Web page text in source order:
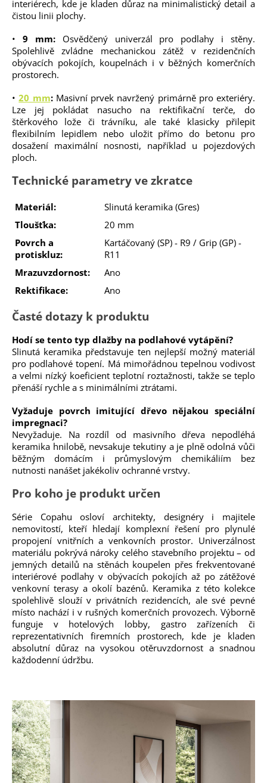
interiérech, kde je kladen důraz na minimalistický detail a
čistou linii plochy.
• 9 mm:Osvědčený univerzál pro podlahy i stěny.
Spolehlivě zvládne mechanickou zátěž v rezidenčních
obývacích pokojích, koupelnách i v běžných komerčních
prostorech.
•20 mm:Masivní prvek navržený primárně pro exteriéry.
Lze jej pokládat nasucho na rektifikační terče, do
štěrkového lože či trávníku, ale také klasicky přilepit
flexibilním lepidlem nebo uložit přímo do betonu pro
dosažení maximální nosnosti, například u pojezdových
ploch.
Technické parametry ve zkratce
Materiál:
Slinutá keramika (Gres)
Tloušťka:
20 mm
Povrch a
protiskluz:
Kartáčovaný (SP) - R9 / Grip (GP) -
R11
Mrazuvzdornost:
Ano
Rektifikace:
Ano
Časté dotazy k produktu
Hodí se tento typ dlažby na podlahové vytápění?
Slinutá keramika představuje ten nejlepší možný materiál
pro podlahové topení. Má mimořádnou tepelnou vodivost
a velmi nízký koeficient teplotní roztažnosti, takže se teplo
přenáší rychle a s minimálními ztrátami.
Vyžaduje povrch imitující dřevo nějakou speciální
impregnaci?
Nevyžaduje. Na rozdíl od masivního dřeva nepodléhá
keramika hnilobě, nevsakuje tekutiny a je plně odolná vůči
běžným domácím i průmyslovým chemikáliím bez
nutnosti nanášet jakékoliv ochranné vrstvy.
Pro koho je produkt určen
Série Copahu osloví architekty, designéry i majitele
nemovitostí, kteří hledají komplexní řešení pro plynulé
propojení vnitřních a venkovních prostor. Univerzálnost
materiálu pokrývá nároky celého stavebního projektu – od
jemných detailů na stěnách koupelen přes frekventované
interiérové podlahy v obývacích pokojích až po zátěžové
venkovní terasy a okolí bazénů. Keramika z této kolekce
spolehlivě slouží v privátních rezidencích, ale své pevné
místo nachází i v rušných komerčních provozech. Výborně
funguje v hotelových lobby, gastro zařízeních či
reprezentativních firemních prostorech, kde je kladen
absolutní důraz na vysokou otěruvzdornost a snadnou
každodenní údržbu.